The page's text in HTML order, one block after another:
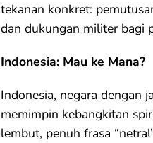
tekanan konkret:
dan dukungan militer bagi
Indonesia: Mau ke Mana?
Indonesia, negara dengan
memimpin kebangkitan
lembut, penuh frasa